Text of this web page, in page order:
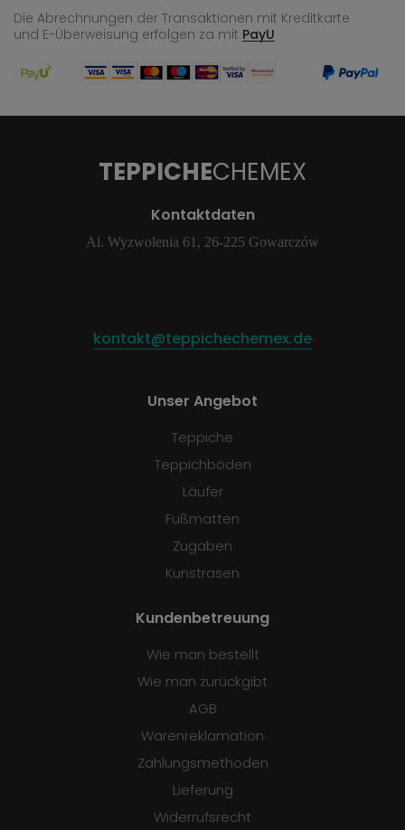
Die Abrechnungen der Transaktionen mit Kreditkarte
und E-Überweisung erfolgen za mit PayU
TEPPICHECHEMEX
Kontaktdaten
Al. Wyzwolenia 61, 26-225 Gowarczów
kontakt@teppichechemex.de
Unser Angebot
Teppiche
Teppichböden
Läufer
Fußmatten
Zugaben
Kunstrasen
Kundenbetreuung
Wie man bestellt
Wie man zurückgibt
AGB
Warenreklamation
Zahlungsmethoden
Lieferung
Widerrufsrecht